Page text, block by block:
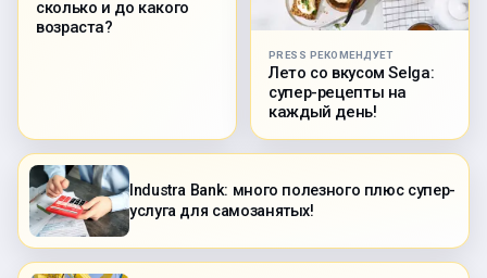
сколько и до какого
возраста?
PRESS РЕКОМЕНДУЕТ
Лето со вкусом Selga:
супер-рецепты на
каждый день!
Industra Bank: много полезного плюс супер-
услуга для самозанятых!